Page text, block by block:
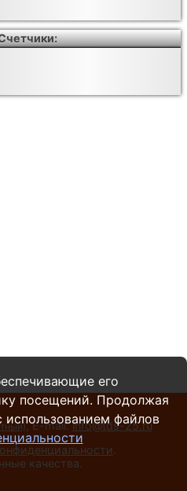
,E-mail:info@tds-25.ru
качества.
его
посещений. Продолжая
использованием файлов